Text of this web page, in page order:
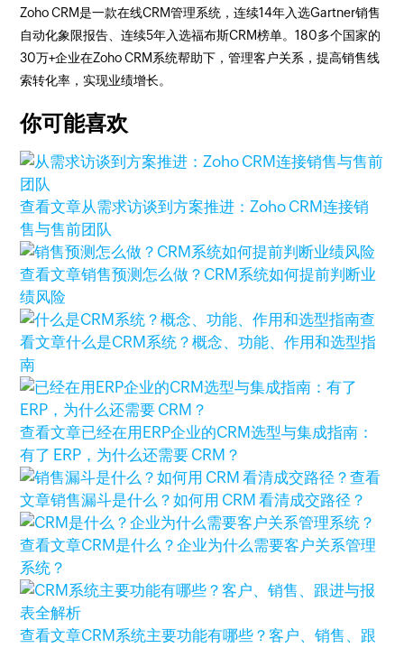
Zoho CRM是一款在线CRM管理系统，连续14年入选Gartner销售
自动化象限报告、连续5年入选福布斯CRM榜单。180多个国家的
30万+企业在Zoho CRM系统帮助下，管理客户关系，提高销售线
索转化率，实现业绩增长。
你可能喜欢
查看文章从需求访谈到方案推进：Zoho CRM连接销
售与售前团队
查看文章销售预测怎么做？CRM系统如何提前判断业
绩风险
查
看文章什么是CRM系统？概念、功能、作用和选型指
南
查看文章已经在用ERP企业的CRM选型与集成指南：
有了 ERP，为什么还需要 CRM？
查看
文章销售漏斗是什么？如何用 CRM 看清成交路径？
查看文章CRM是什么？企业为什么需要客户关系管理
系统？
查看文章CRM系统主要功能有哪些？客户、销售、跟